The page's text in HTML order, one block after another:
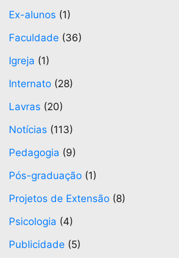
Ex-alunos (1)
Faculdade (36)
Igreja (1)
Internato (28)
Lavras (20)
Notícias (113)
Pedagogia (9)
Pós-graduação (1)
Projetos de Extensão (8)
Psicologia (4)
Publicidade (5)